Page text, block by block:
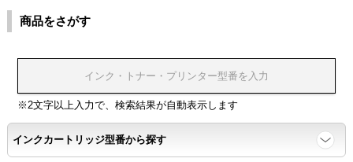
商品をさがす
※2文字以上入力で、検索結果が自動表示します
インクカートリッジ型番から探す